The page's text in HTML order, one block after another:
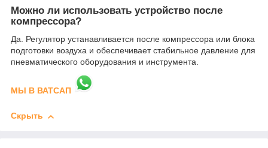
Можно ли использовать устройство после
компрессора?
Да. Регулятор устанавливается после компрессора или блока
подготовки воздуха и обеспечивает стабильное давление для
пневматического оборудования и инструмента.
МЫ В ВАТСАП
Скрыть